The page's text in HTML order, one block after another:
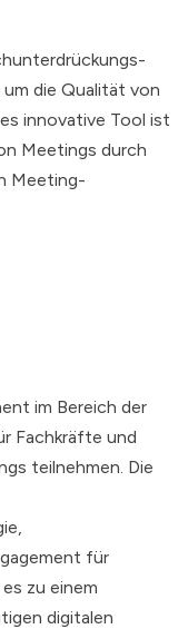
die Qualität von
innovative Tool ist
Meetings durch
Meeting-
im Bereich der
Fachkräfte und
teilnehmen. Die
für
zu einem
digitalen